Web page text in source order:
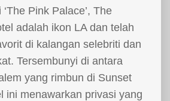
Pink Palace’, The
adalah ikon LA dan telah
di kalangan selebriti dan
Tersembunyi di antara
yang rimbun di Sunset
ini menawarkan privasi yang